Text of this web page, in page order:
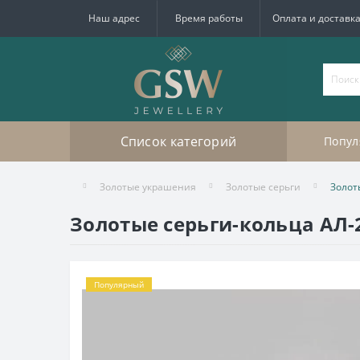
Наш адрес Время работы Оплата и доставка
Список категорий
Золотые украшения Золотые серьги
Золотые серьги-кольца АЛ-
Популярный